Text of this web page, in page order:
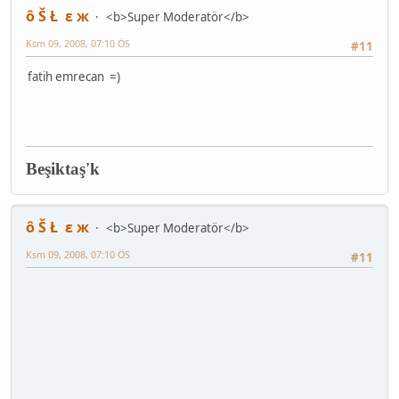
ô Š Ł ε ж
<b>Super Moderatör</b>
#11
Ksm 09, 2008, 07:10 ÖS
fatih emrecan =)
Beşiktaş'k
ô Š Ł ε ж
<b>Super Moderatör</b>
#11
Ksm 09, 2008, 07:10 ÖS